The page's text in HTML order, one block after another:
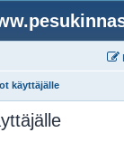
käyttäjälle